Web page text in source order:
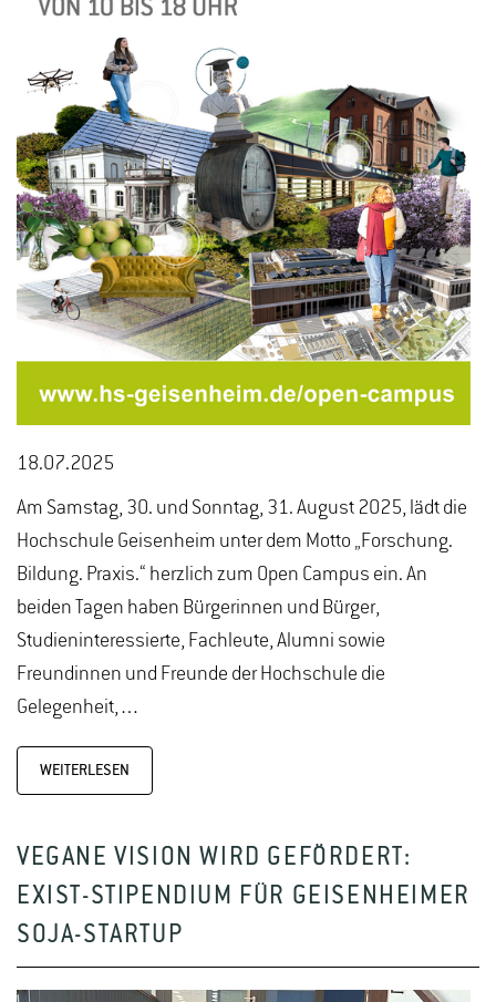
18.07.2025
Am Samstag, 30. und Sonntag, 31. August 2025, lädt die
Hochschule Geisenheim unter dem Motto „Forschung.
Bildung. Praxis.“ herzlich zum Open Campus ein. An
beiden Tagen haben Bürgerinnen und Bürger,
Studieninteressierte, Fachleute, Alumni sowie
Freundinnen und Freunde der Hochschule die
Gelegenheit,…
WEITERLESEN
VEGANE VISION WIRD GEFÖRDERT:
EXIST-STIPENDIUM FÜR GEISENHEIMER
SOJA-STARTUP